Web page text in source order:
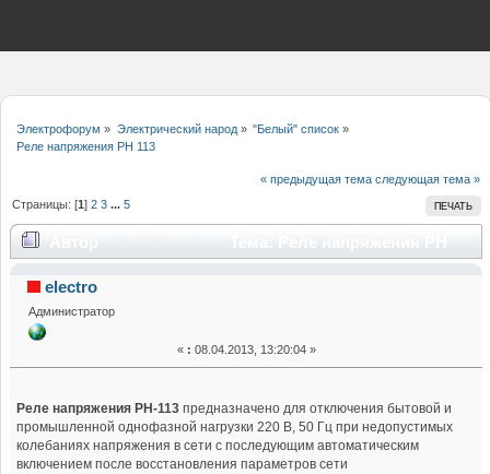
Электрофорум » Электрический народ» "Белый" список»
Реле напряжения РН 113
« предыдущая тема следующая тема »
ПЕЧАТЬ
Страницы: [1]2 3 ...5
113 (Прочитано 260901 раз)
electro
Администратор
« : 08.04.2013, 13:20:04 »
Реле напряжения РН-113 предназначено для отключения бытовой и
промышленной однофазной нагрузки 220 В, 50 Гц при недопустимых
колебаниях напряжения в сети с последующим автоматическим
включением после восстановления параметров сети